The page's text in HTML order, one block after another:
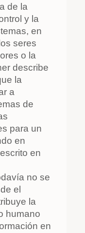
de la
y la
en
seres
o la
describe
la
a
de
para un
en
en
no se
el
la
humano
en